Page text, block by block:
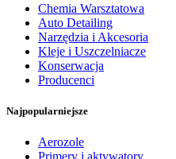
Chemia Warsztatowa
Auto Detailing
Narzędzia i Akcesoria
Kleje i Uszczelniacze
Konserwacja
Producenci
Najpopularniejsze
Aerozole
Primery i aktywatory